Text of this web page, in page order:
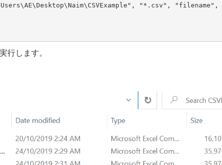
"*.csv",
行します。